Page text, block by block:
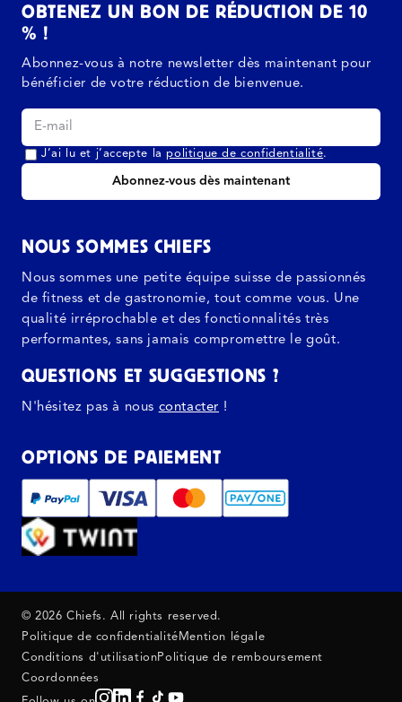
OBTENEZ UN BON DE RÉDUCTION DE 10
% !
Abonnez-vous à notre newsletter dès maintenant pour
bénéficier de votre réduction de bienvenue.
J’ai lu et j’accepte la politique de confidentialité.
Abonnez-vous dès maintenant
NOUS SOMMES CHIEFS
Nous sommes une petite équipe suisse de passionnés
de fitness et de gastronomie, tout comme vous. Une
qualité irréprochable et des fonctionnalités très
performantes, sans jamais compromettre le goût.
QUESTIONS ET SUGGESTIONS ?
N'hésitez pas à nous contacter !
OPTIONS DE PAIEMENT
© 2026 Chiefs. All rights reserved.
Politique de confidentialité Mention légale
Conditions d'utilisationPolitique de remboursement
Coordonnées